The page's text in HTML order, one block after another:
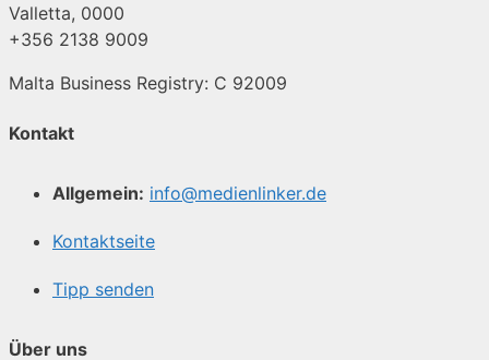
Valletta, 0000
+356 2138 9009
Malta Business Registry: C 92009
Kontakt
Allgemein: info@medienlinker.de
Kontaktseite
Tipp senden
Über uns